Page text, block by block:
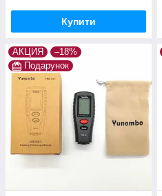
Купити
АКЦИЯ
–18%
Подарунок